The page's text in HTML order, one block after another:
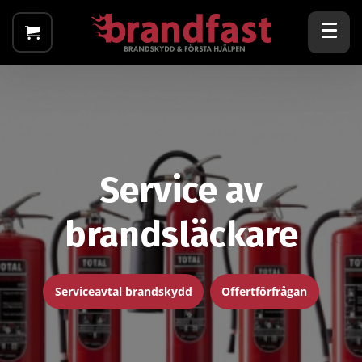
Service av
brandsläckare
Serviceavtal brandskydd Offertförfrågan